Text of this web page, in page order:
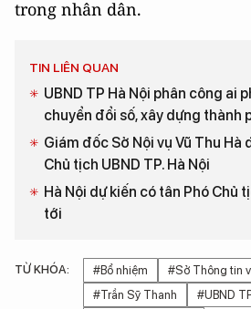
trong nhân dân.
TIN LIÊN QUAN
UBND TP Hà Nội phân công ai
chuyển đổi số, xây dựng thành
Giám đốc Sở Nội vụ Vũ Thu Hà
Chủ tịch UBND TP. Hà Nội
Hà Nội dự kiến có tân Phó Chủ
tới
TỪ KHÓA: #Bổ nhiệm
#Sở Thông tin
#Trần Sỹ Thanh
#UBND